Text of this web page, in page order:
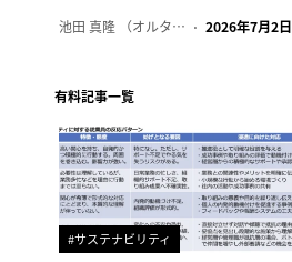
池田 真隆 （オルタナ輪番編集長） 2026年7月2日
有料記事一覧
#サステナビリティ